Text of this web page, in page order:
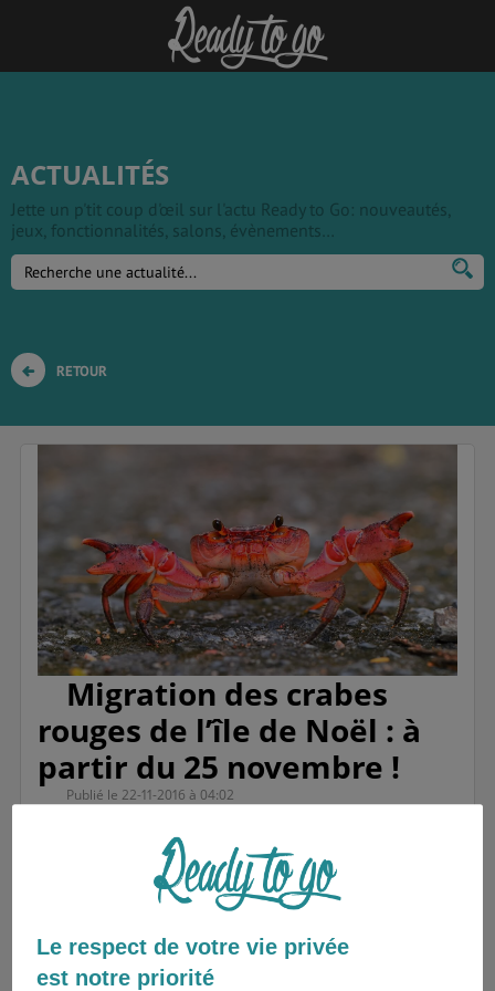
ACTUALITÉS
Jette un p'tit coup d'œil sur l'actu Ready to Go: nouveautés,
jeux, fonctionnalités, salons, évènements…
RETOUR
Migration des crabes
rouges de l’île de Noël : à
partir du 25 novembre !
Publié le 22-11-2016 à 04:02
En voilà une île sur laquelle c’est toujours Noël;
Christmas Island
! Située au Nord-Est de
l’Australie à 1600 km de ses côtes, Christmas
Island est une île paradisiaque qui héberge une
Le respect de votre vie privée
est notre priorité